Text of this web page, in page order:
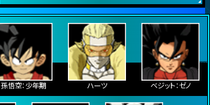
孫悟空：少年期 ハーツ ベジット：ゼノ